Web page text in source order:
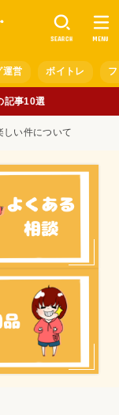
運営 ボイトレ
SEARCH MENU
記事10選
しい件について